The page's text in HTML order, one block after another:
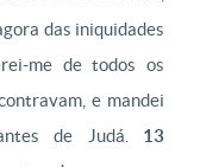
das iniquidades
me de todos os
e mandei
de Judá. 13